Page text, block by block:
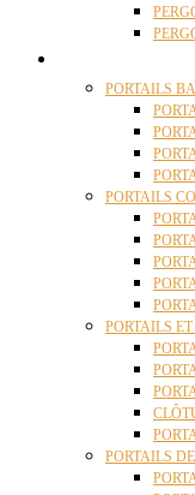
PORTAILS
PORTAILS
PORTAILS
PORTAILS